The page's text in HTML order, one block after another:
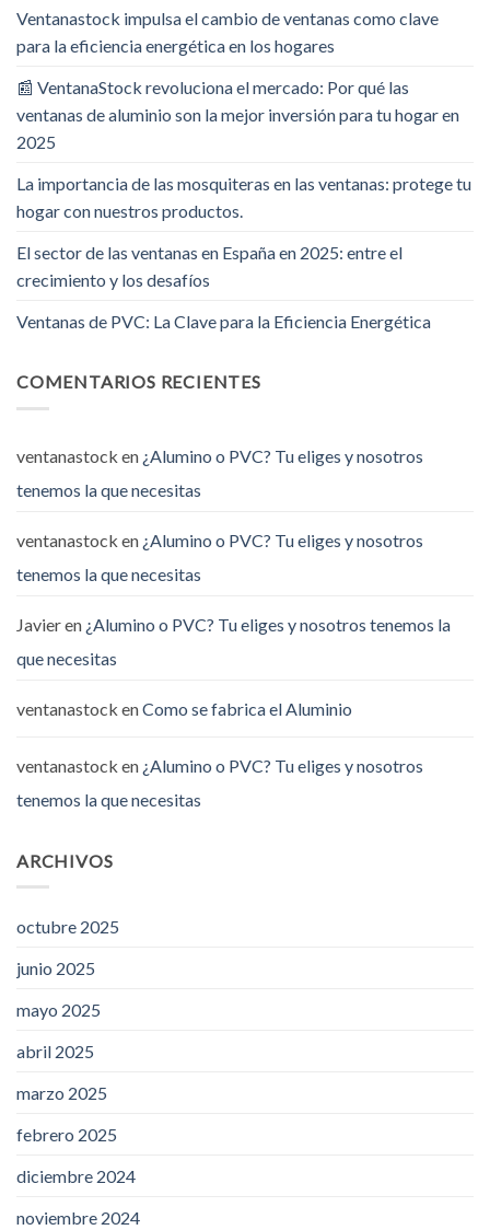
Ventanastock impulsa el cambio de ventanas como clave
para la eficiencia energética en los hogares
📰 VentanaStock revoluciona el mercado: Por qué las
ventanas de aluminio son la mejor inversión para tu hogar en
2025
La importancia de las mosquiteras en las ventanas: protege tu
hogar con nuestros productos.
El sector de las ventanas en España en 2025: entre el
crecimiento y los desafíos
Ventanas de PVC: La Clave para la Eficiencia Energética
COMENTARIOS RECIENTES
ventanastock en ¿Alumino o PVC? Tu eliges y nosotros
tenemos la que necesitas
ventanastock en ¿Alumino o PVC? Tu eliges y nosotros
tenemos la que necesitas
Javieren ¿Alumino o PVC? Tu eliges y nosotros tenemos la
que necesitas
ventanastock enComo se fabrica el Aluminio
ventanastock en ¿Alumino o PVC? Tu eliges y nosotros
tenemos la que necesitas
ARCHIVOS
octubre 2025
junio 2025
mayo 2025
abril 2025
marzo 2025
febrero 2025
diciembre 2024
noviembre 2024